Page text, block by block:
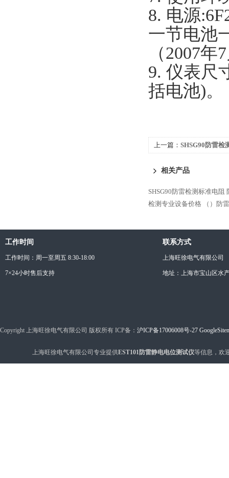
8. 电源
一节电池
（2007
9. 仪表尺
括电池)。
上一篇： SHSG90防雷检
相关产品
SHSG90防雷检测标准电阻
检测专业设备价格
（）防
工作时间
工作时间：周一至周五 8:30-18:00
7×24小时售后支持
联系方式
上海旺徐电气有限公司
地址：上海市宝山区水
Copyright 上海旺徐电气有限公司 版权所有 ICP备： 沪ICP备17006008号-27
上海旺徐电气有限公司专业提供EST101防雷静电电位测试仪等信息，欢